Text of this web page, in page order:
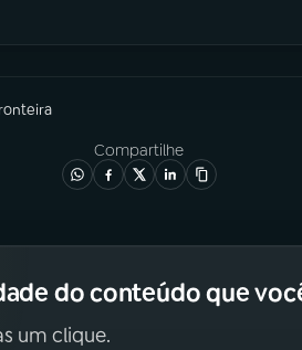
Compartilhe
do conteúdo que
um clique.